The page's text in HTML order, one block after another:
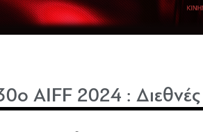
AIFF 2024 :